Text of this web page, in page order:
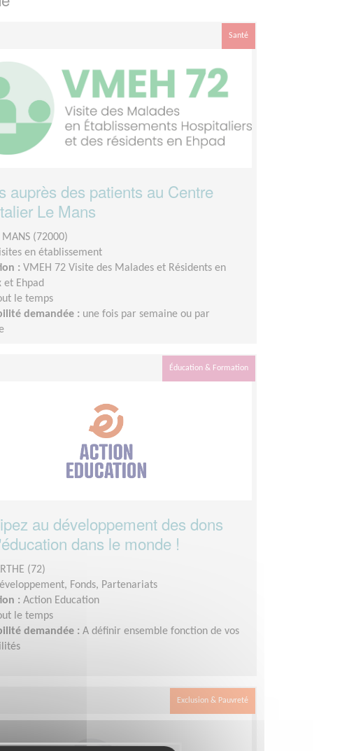
Santé
auprès des patients au Centre
Le Mans
MANS (72000)
en établissement
: VMEH 72 Visite des Malades et Résidents en
et Ehpad
le temps
demandée : une fois par semaine ou par
Éducation & Formation
au développement des dons
dans le monde !
(72)
Fonds, Partenariats
: Action Education
le temps
demandée : A définir ensemble fonction de vos
Exclusion & Pauvreté